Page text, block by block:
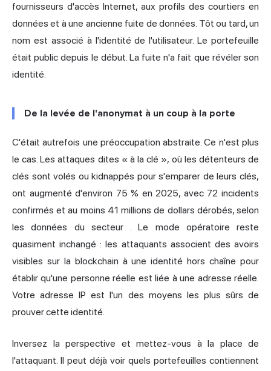
fournisseurs d'accès Internet, aux profils des courtiers en
données et à une ancienne fuite de données. Tôt ou tard, un
nom est associé à l'identité de l'utilisateur. Le portefeuille
était public depuis le début. La fuite n'a fait que révéler son
identité.
De la levée de l'anonymat à un coup à la porte
C'était autrefois une préoccupation abstraite. Ce n'est plus
le cas. Les attaques dites « à la clé », où les détenteurs de
clés sont volés ou kidnappés pour s'emparer de leurs clés,
ont augmenté d'environ 75 % en 2025, avec 72 incidents
confirmés et au moins 41 millions de dollars dérobés, selon
les données du secteur. Le mode opératoire reste
quasiment inchangé : les attaquants associent des avoirs
visibles sur la blockchain à une identité hors chaîne pour
établir qu'une personne réelle est liée à une adresse réelle.
Votre adresse IP est l'un des moyens les plus sûrs de
prouver cette identité.
Inversez la perspective et mettez-vous à la place de
l'attaquant. Il peut déjà voir quels portefeuilles contiennent